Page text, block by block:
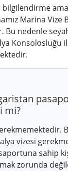
Marina Vize
Bu nedenle
Konsolosluğu
mi?
vizesi
sahip
zorunda